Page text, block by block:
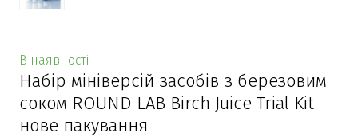
В наявності
Набір мініверсій засобів з березовим
соком ROUND LAB Birch Juice Trial Kit
нове пакування